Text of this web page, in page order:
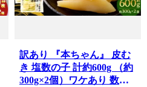
訳あり 『本ちゃん』 皮む
き 塩数の子 計約600g （約
300g×2個）ワケあり 数の